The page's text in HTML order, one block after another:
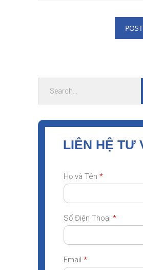
LIÊN HỆ TƯ
Họ và Tên *
Số Điện Thoại *
Email *